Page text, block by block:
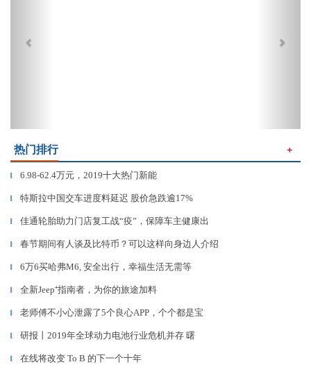
热门排行 ＋
▎ 6.98-62.4万元，2019十大热门新能
▎ 特斯拉中国交车进度料延迟 股价急跌逾17%
▎ 佳通轮胎助力门店复工战“疫”，保障车主健康出
▎ 春节期间有人谈及比特币？可以这样向身边人介绍
▎ 6万6买哈弗M6, 安全出行，幸福生活无需等
▎ 全新Jeep⁺指南者，为你的旅途加料
▎ 老师傅不小心泄露了5个良心APP，个个都是宝
▎ 研报丨2019年全球动力电池行业危机并存 曙
▎ 在线将改变 To B 的下一个十年